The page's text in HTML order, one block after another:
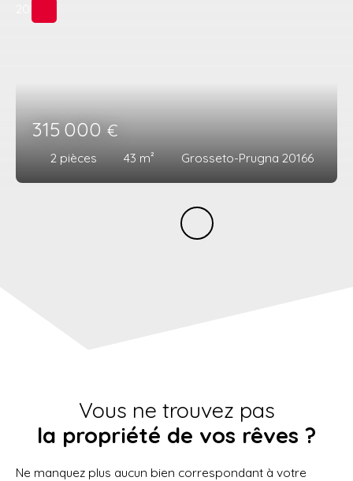
315 000€
2 pièces 43 m² Grosseto-Prugna 20166
Vous ne trouvez pas
la propriété de vos rêves ?
Ne manquez plus aucun bien correspondant à votre